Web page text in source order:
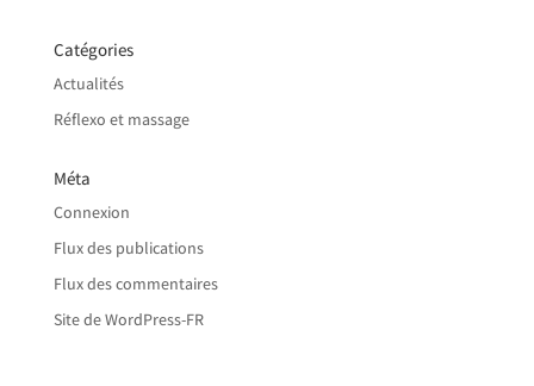
Catégories
Actualités
Réflexo et massage
Méta
Connexion
Flux des publications
Flux des commentaires
Site de WordPress-FR